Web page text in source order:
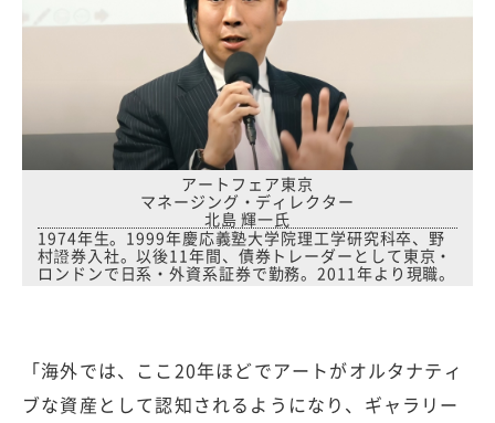
アートフェア東京
マネージング・ディレクター
北島 輝一氏
1974年生。1999年慶応義塾大学院理工学研究科卒、野
村證券入社。以後11年間、債券トレーダーとして東京・
ロンドンで日系・外資系証券で勤務。2011年より現職。
「海外では、ここ20年ほどでアートがオルタナティ
ブな資産として認知されるようになり、ギャラリー